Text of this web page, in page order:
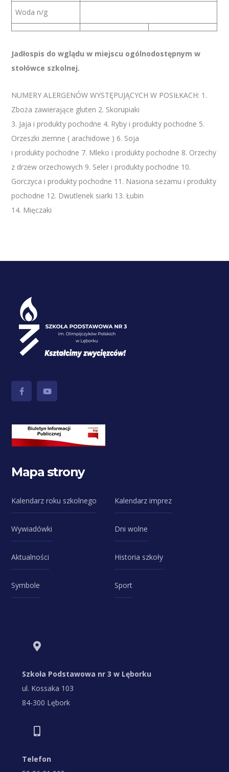
Woda n/g
Jadłospis do wglądu w miejscu ogólnodostępnym w
stołówce szkolnej.
NUMERY ALERGENÓW WYSTĘPUJĄCYCH W POSIŁKACH: 1.
Zboża zawierające gluten 2. Skorupiaki
3. Jaja i produkty pochodne 4. Ryby i produkty pochodne 5.
Orzeszki ziemne ( arachidowe ) 6. Soja
i produkty pochodne 7. Mleko i produkty pochodne 8. Orzechy
z drzew orzechowych 9. Seler i produkty pochodne 10.
Gorczyca i produkty pochodne 11. Nasiona sezamu i produkty
pochodne 12. Dwutlenek siarki 13. Łubin
14. Mięczaki
Mapa strony
Kalendarz roku szkolnego Kalendarz imprez
Wywiadówki Dni wolne
Aktualności Historia szkoły
Symbole Sport
Szkoła Podstawowa nr 3 w Lęborku
ul. Kossaka 103
84-300 Lębork
Telefon